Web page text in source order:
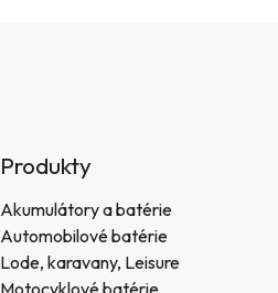
Produkty
Akumulátory a batérie
Automobilové batérie
Lode, karavany, Leisure
Motocyklové batérie